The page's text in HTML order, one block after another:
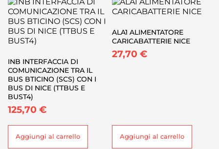
INB INTERFACCIA DI
COMUNICAZIONE TRA IL
BUS BTICINO (SCS) CON I
BUS DI NICE (TTBUS E
BUST4)
125,70 €
Aggiungi al carrello
ALA1 ALIMENTATORE
CARICABATTERIE NICE
27,70 €
Aggiungi al carrello